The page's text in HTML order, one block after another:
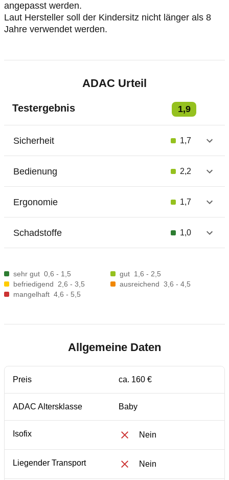
angepasst werden.
Laut Hersteller soll der Kindersitz nicht länger als 8
Jahre verwendet werden.
ADAC Urteil
Testergebnis 1,9
Sicherheit 1,7
Bedienung 2,2
Ergonomie 1,7
Schadstoffe 1,0
sehr gut 0,6 - 1,5 gut 1,6 - 2,5
befriedigend
2,6 - 3,5 ausreichend 3,6 - 4,5
mangelhaft 4,6 - 5,5
Allgemeine Daten
Preis ca. 160 €
ADAC Altersklasse Baby
Isofix Nein
Liegender Transport Nein